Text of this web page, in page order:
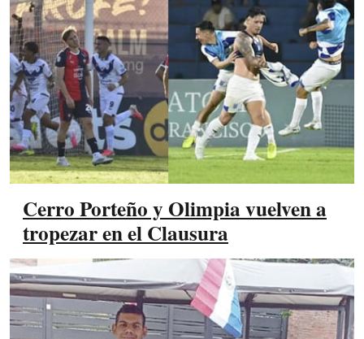
Cerro Porteño y Olimpia vuelven a
tropezar en el Clausura